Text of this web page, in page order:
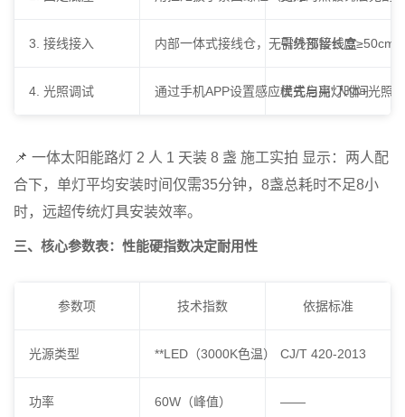
3. 接线接入 内部一体式接线仓，无需外部接线盒
引线预留长度≥50cm
4. 光照调试 通过手机APP设置感应模式与亮灯时间
优先启用“人体+光照”
📌 一体太阳能路灯 2 人 1 天装 8 盏 施工实拍 显示：两人配
合下，单灯平均安装时间仅需35分钟，8盏总耗时不足8小
时，远超传统灯具安装效率。
三、核心参数表：性能硬指数决定耐用性
参数项 技术指数 依据标准
光源类型 **LED（3000K色温） CJ/T 420-2013
功率 60W（峰值） ——